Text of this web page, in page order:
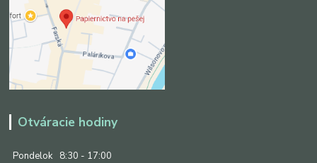
Otváracie hodiny
Pondelok
8:30 - 17:00